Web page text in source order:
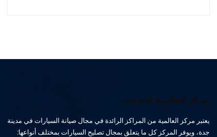
مركز العالمية الحديث
يعتبر مركز العالمية من المراكز الرائدة في مجال صيانة السيارات في مدينة
جدة، ويوفر المركز كل ما يتعلق بمجال تصليح السيارات بمختلف أنواعها: